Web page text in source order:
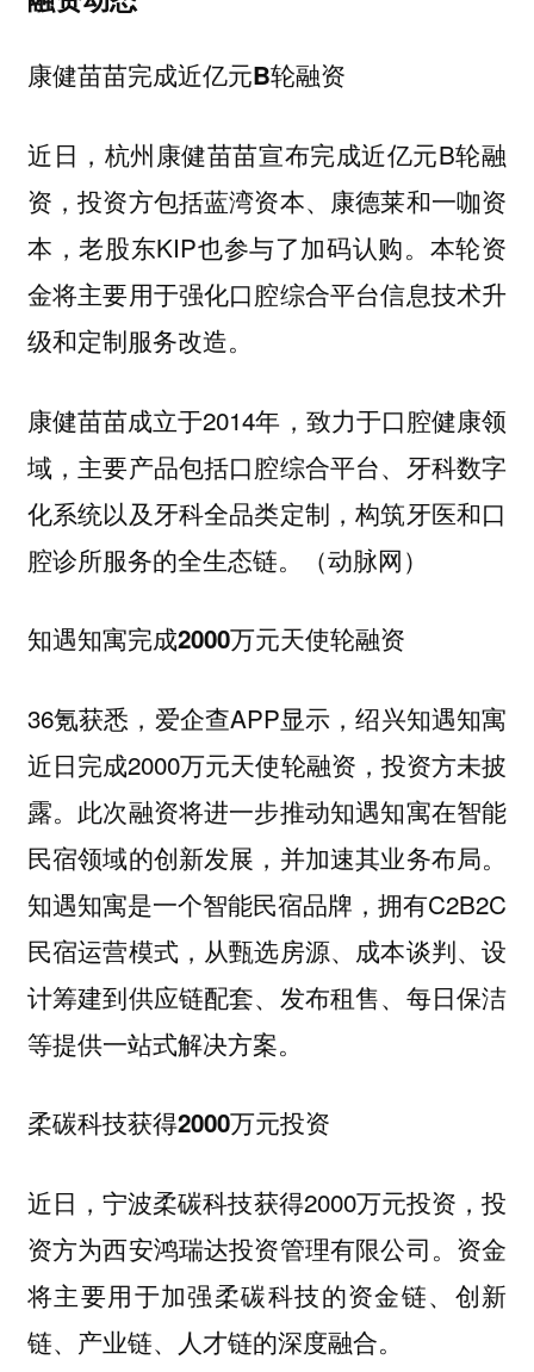
康健苗苗完成近亿元B轮融资
近日，杭州康健苗苗宣布完成近亿元B轮融
资，投资方包括蓝湾资本、康德莱和一咖资
本，老股东KIP也参与了加码认购。本轮资
金将主要用于强化口腔综合平台信息技术升
级和定制服务改造。
康健苗苗成立于2014年，致力于口腔健康领
域，主要产品包括口腔综合平台、牙科数字
化系统以及牙科全品类定制，构筑牙医和口
腔诊所服务的全生态链。（动脉网）
知遇知寓完成2000万元天使轮融资
36氪获悉，爱企查APP显示，绍兴知遇知寓
近日完成2000万元天使轮融资，投资方未披
露。此次融资将进一步推动知遇知寓在智能
民宿领域的创新发展，并加速其业务布局。
知遇知寓是一个智能民宿品牌，拥有C2B2C
民宿运营模式，从甄选房源、成本谈判、设
计筹建到供应链配套、发布租售、每日保洁
等提供一站式解决方案。
柔碳科技获得2000万元投资
近日，宁波柔碳科技获得2000万元投资，投
资方为西安鸿瑞达投资管理有限公司。资金
将主要用于加强柔碳科技的资金链、创新
链、产业链、人才链的深度融合。